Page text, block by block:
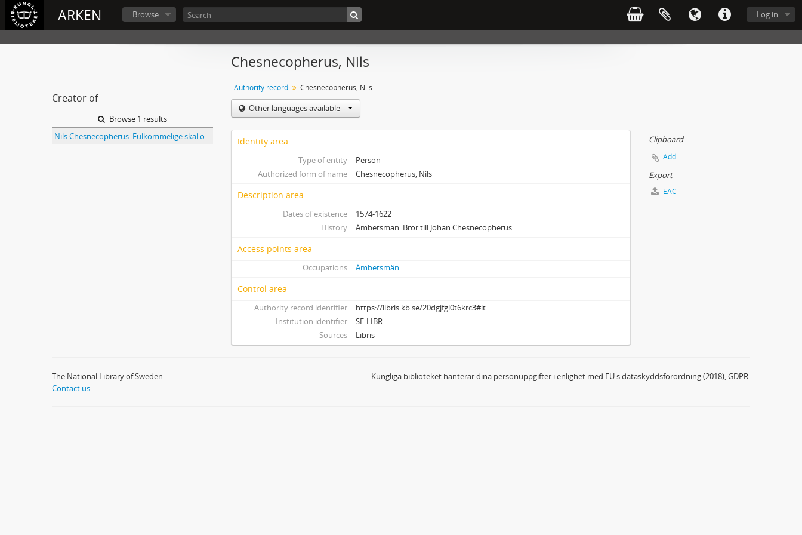
ARKEN Log in
Browse
Creator of
Browse 1 results
Nils Chesnecopherus: Fulkommelige skäl och rättmätige orsaker, så och sanfärdige berättelser, hwarföre samptlige Sweriges rijkes ständer hafwe medh all fogh och rätt afsagdt konung Sigismundum ...
Chesnecopherus, Nils
Authority record Chesnecopherus, Nils
Other languages available
Identity area
Type of entity
Person
Authorized form of name
Chesnecopherus, Nils
Description area
Dates of existence
1574-1622
History
Ämbetsman. Bror till Johan Chesnecopherus.
Access points area
Occupations Ämbetsmän
Control area
Authority record identifier
https://libris.kb.se/20dgjfgl0t6krc3#it
Institution identifier
SE-LIBR
Sources
Libris
Clipboard
Add
Export
EAC
The National Library of Sweden
Contact us
Kungliga biblioteket hanterar dina personuppgifter i enlighet med EU:s dataskyddsförordning (2018), GDPR.